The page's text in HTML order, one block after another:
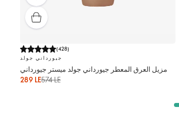
(428)
جيورداني جولد
مزيل العرق المعطر جيورداني جولد ميستر جيورداني
289 LE574 LE